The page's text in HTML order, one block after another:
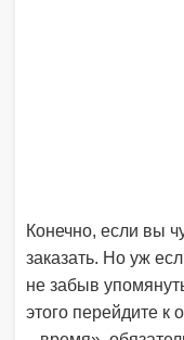
Конечно, если вы
заказать. Но уж
не забыв
этого перейдите к